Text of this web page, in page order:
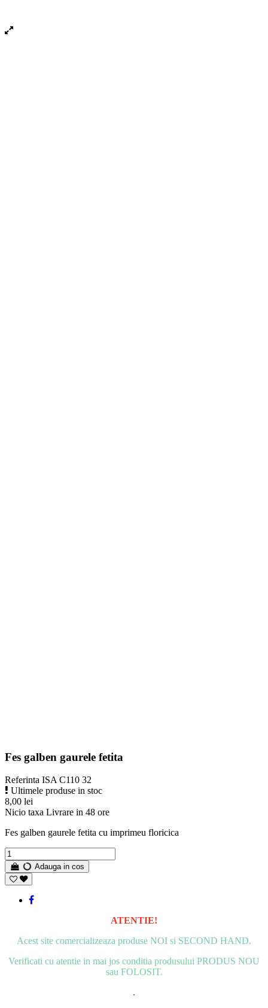
Fes galben gaurele fetita
Referinta ISA C110 32
Ultimele produse in stoc
8,00 lei
Nicio taxa Livrare in 48 ore
Fes galben gaurele fetita cu imprimeu floricica
Adauga in cos
ATENTIE!
Acest site comercializeaza produse NOI si SECOND HAND.
Verificati cu atentie in mai jos conditia produsului PRODUS NOU
sau FOLOSIT.
.